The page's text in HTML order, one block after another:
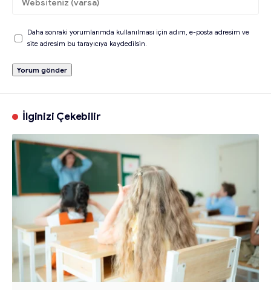
Daha sonraki yorumlarımda kullanılması için adım, e-posta adresim ve
site adresim bu tarayıcıya kaydedilsin.
İlginizi Çekebilir